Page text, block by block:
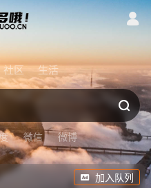
社区 生活
微信 微博
加入队列